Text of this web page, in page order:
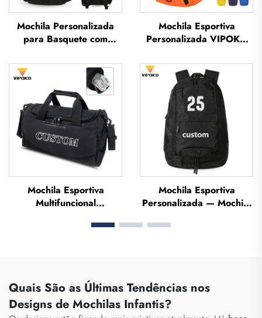
Mochila Personalizada
para Basquete com
Esportiva à Prova d'Água,
Casual e Escolar, Térmica
e por Sublimação para
Futebol e Basquete
Mochila Esportiva
Personalizada VIPOKO
d'Água, para Basquete,
com Logotipo, Mochila
Casual para Basquete,
Mochila de Viagem para
Mochila Esportiva
Multifuncional
Capacidade para
Espaço para Sapatos,
Mochila de Viagem e
para Atividades ao Ar
Mochila Esportiva
Personalizada — Mochila
Trilhas, Mochila para
Quais São as Últimas Tendências nos
Designs de Mochilas Infantis?